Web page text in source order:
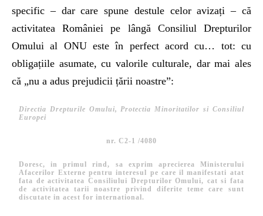
specific – dar care spune destule celor avizați – că
activitatea României pe lângă Consiliul Drepturilor
Omului al ONU este în perfect acord cu… tot: cu
obligațiile asumate, cu valorile culturale, dar mai ales
că „nu a adus prejudicii țării noastre”:
Directia Drepturile Omului, Protectia Minoritatilor si Consiliul
Europei
nr. C2-1 /4080
Doresc, in primul rind, sa exprim aprecierea Ministerului
Afacerilor Externe pentru interesul pe care il manifestati atat
fata de activitatea Consiliului Drepturilor Omului, cat si fata
de activitatea tarii noastre privind diferite teme care sunt
discutate in acest for international.